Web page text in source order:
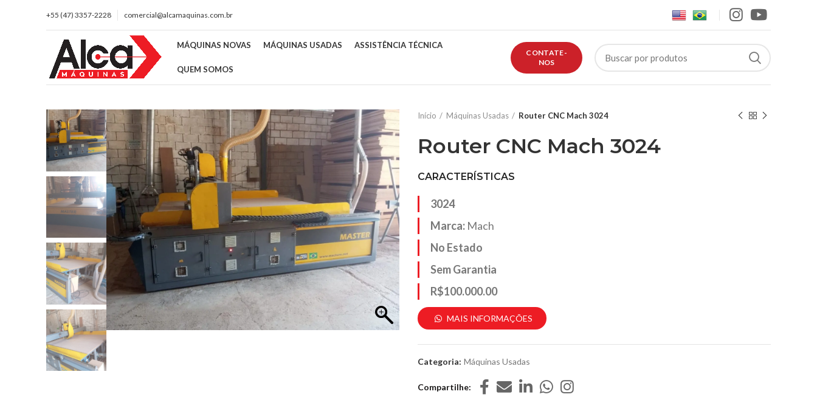
+55 (47) 3357-2228 comercial@alcamaquinas.com.br
MÁQUINAS NOVAS MÁQUINAS USADAS ASSISTÊNCIA TÉCNICA
QUEM SOMOS
CONTATE-
NOS
Início Máquinas Usadas Router CNC Mach 3024
Router CNC Mach 3024
CARACTERÍSTICAS
3024
Marca: Mach
No Estado
Sem Garantia
R$100.000.00
MAIS INFORMAÇÕES
Categoria: Máquinas Usadas
Compartilhe